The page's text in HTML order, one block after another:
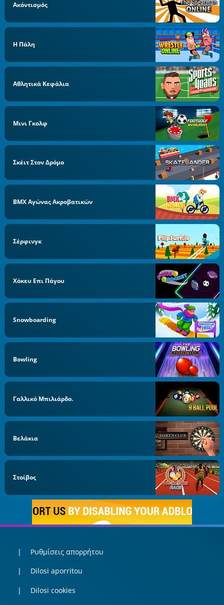
Ακόντισμός
Η Πάλη
Αθλητικά Κεφάλια
Μινι Γκολφ
Σκέιτ Στον Δρόμο
BMX Αγώνας Ακροβατικών
Σέρφινγκ
Χόκευ Επι Πάγου
Snowboarding
Bowling
Γαλλικό Μπιλιάρδο.
Βελάκια
Στοίβος
Ρυθμίσεις απορρήτου
Dilosi aporritou
Dilosi cookies